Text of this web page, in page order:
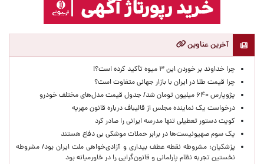
آخرین عناوین
چرا خداوند بر خوردن این ۳ میوه تأکید کرده است؟!
چرا قیمت طلا در ایران با بازار جهانی متفاوت است؟
پژوپارس ۶۴۰ میلیون تومان شد/ جدول قیمت مدل‌های مختلف خودرو
درخواست یک نماینده مجلس از قالیباف درباره قانون مهریه
کویت دستور تعطیلی تنها مدرسه ایرانی را صادر کرد
یک‌ سوم صهیونیست‌ها در برابر حملات موشکی بی دفاع هستند
پزشکیان: مشروطه نقطه عطف بیداری و آزادی‌خواهی ملت ایران بود/ مشروطه
نخستین تجربه نظام پارلمانی و قانون‌گرایی را در خاورمیانه بود